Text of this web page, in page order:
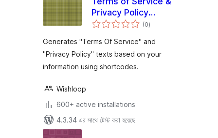
Privacy Policy
Generator
(0total
ratings
)
Generates "Terms Of Service" and
"Privacy Policy" texts based on your
information using shortcodes.
Wishloop
600+ active installations
4.3.34 এর সাথে টেস্ট করা হয়েছে